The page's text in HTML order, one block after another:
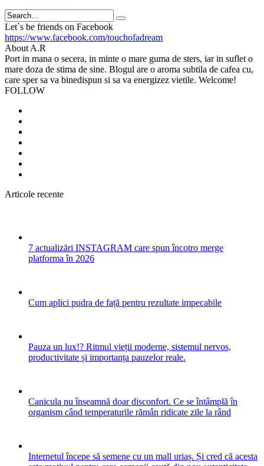
Search
Let`s be friends on Facebook
https://www.facebook.com/touchofadream
About A.R
Port in mana o secera, in minte o mare guma de sters, iar in suflet o
mare doza de stima de sine. Blogul are o aroma subtila de cafea cu,
care sper sa va binedispun si sa va energizez vietile. Welcome!
FOLLOW
Articole recente
7 actualizări INSTAGRAM care spun încotro merge
platforma în 2026
Cum aplici pudra de față pentru rezultate impecabile
Pauza un lux!? Ritmul vieții moderne, sistemul nervos,
productivitate și importanța pauzelor reale.
Canicula nu înseamnă doar disconfort. Ce se întâmplă în
organism când temperaturile rămân ridicate zile la rând
Internetul începe să semene cu un mall uriaș. Și cred că acesta